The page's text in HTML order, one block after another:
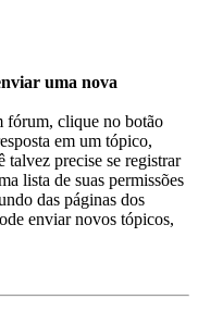
uma nova
fórum, clique no botão
em um tópico,
talvez precise se registrar
lista de suas permissões
das páginas dos
enviar novos tópicos,